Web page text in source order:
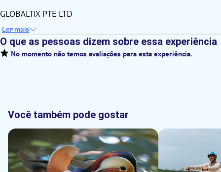
GLOBALTIX PTE LTD
Ler mais
O que as pessoas dizem sobre essa experiência
No momento não temos avaliações para esta experiência.
Você também pode gostar